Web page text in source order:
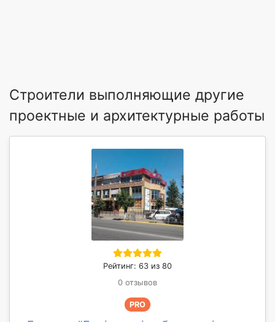
Строители выполняющие другие
проектные и архитектурные работы
Рейтинг: 63 из 80
0 отзывов
PRO